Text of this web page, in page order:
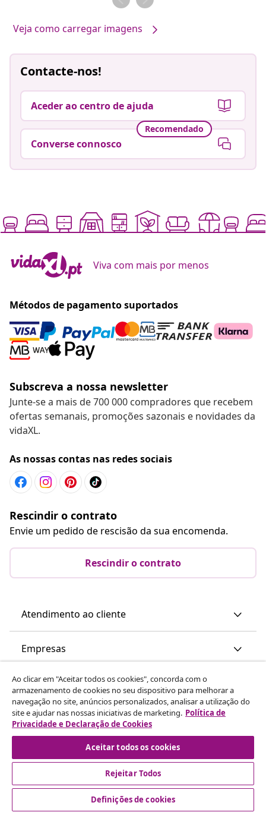
Veja como carregar imagens
Contacte-nos!
Aceder ao centro de ajuda
Recomendado
Converse connosco
Viva com mais por menos
Métodos de pagamento suportados
Subscreva a nossa newsletter
Junte-se a mais de 700 000 compradores que recebem
ofertas semanais, promoções sazonais e novidades da
vidaXL.
As nossas contas nas redes sociais
Rescindir o contrato
Envie um pedido de rescisão da sua encomenda.
Rescindir o contrato
Atendimento ao cliente
Empresas
vidaXL
Descubra mais
© 2008-2026 vidaXL www.vidaxl.pt é um site da vidaXL
Ao clicar em "Aceitar todos os cookies", concorda com o
armazenamento de cookies no seu dispositivo para melhorar a
navegação no site, anúncios personalizados, analisar a utilização do
site e ajudar nas nossas iniciativas de marketing. Política de
Privacidade e Declaração de Cookies
Aceitar todos os cookies
Rejeitar Todos
Definições de cookies